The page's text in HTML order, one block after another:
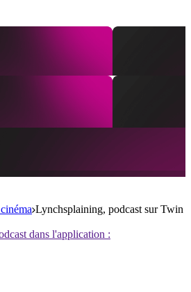
Lynchsplaining, podcast sur Twin
dans l'application :